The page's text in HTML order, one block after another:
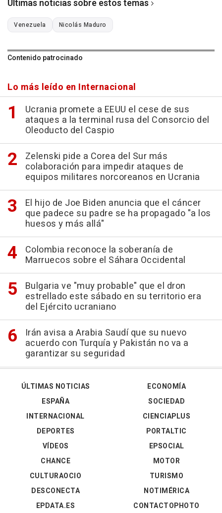
Últimas noticias sobre estos temas
Venezuela Nicolás Maduro
Contenido patrocinado
Lo más leído en Internacional
Ucrania promete a EEUU el cese de sus
ataques a la terminal rusa del Consorcio del
Oleoducto del Caspio
Zelenski pide a Corea del Sur más
colaboración para impedir ataques de
equipos militares norcoreanos en Ucrania
El hijo de Joe Biden anuncia que el cáncer
que padece su padre se ha propagado "a los
huesos y más allá"
Colombia reconoce la soberanía de
Marruecos sobre el Sáhara Occidental
Bulgaria ve "muy probable" que el dron
estrellado este sábado en su territorio era
del Ejército ucraniano
Irán avisa a Arabia Saudí que su nuevo
acuerdo con Turquía y Pakistán no va a
garantizar su seguridad
ÚLTIMAS NOTICIAS
ESPAÑA
INTERNACIONAL
DEPORTES
VÍDEOS
ECONOMÍA
SOCIEDAD
CIENCIAPLUS
PORTALTIC
EPSOCIAL
CHANCE
CULTURAOCIO
DESCONECTA
EPDATA.ES
MOTOR
TURISMO
NOTIMÉRICA
CONTACTOPHOTO